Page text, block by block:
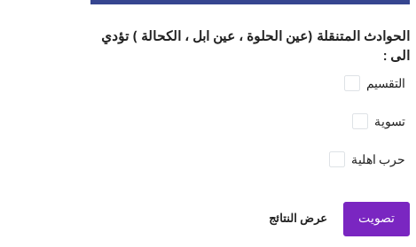
الحوادث المتنقلة (عين الحلوة ، عين ابل ، الكحالة ) تؤدي
الى :
التقسيم
تسوية
حرب اهلية
تصويت عرض النتائج